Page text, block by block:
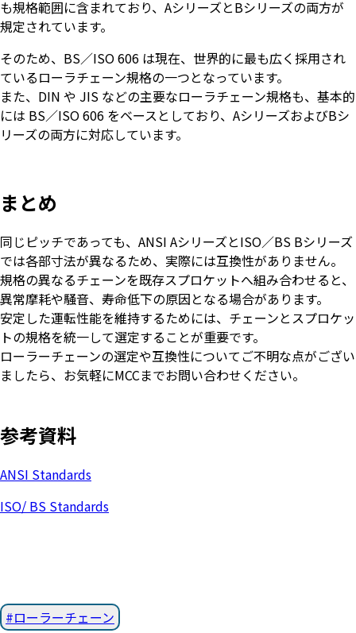
も規格範囲に含まれており、AシリーズとBシリーズの両方が
規定されています。
そのため、BS／ISO 606 は現在、世界的に最も広く採用され
ているローラチェーン規格の一つとなっています。
また、DIN や JIS などの主要なローラチェーン規格も、基本的
には BS／ISO 606 をベースとしており、AシリーズおよびBシ
リーズの両方に対応しています。
まとめ
同じピッチであっても、ANSI AシリーズとISO／BS Bシリーズ
では各部寸法が異なるため、実際には互換性がありません。
規格の異なるチェーンを既存スプロケットへ組み合わせると、
異常摩耗や騒音、寿命低下の原因となる場合があります。
安定した運転性能を維持するためには、チェーンとスプロケッ
トの規格を統一して選定することが重要です。
ローラーチェーンの選定や互換性についてご不明な点がござい
ましたら、お気軽にMCCまでお問い合わせください。
参考資料
ANSI Standards
ISO/ BS Standards
ローラーチェーン